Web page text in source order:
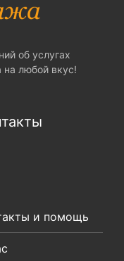
об услугах
на любой вкус!
и помощь